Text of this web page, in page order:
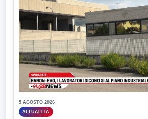
5 AGOSTO 2026
ATTUALITÀ